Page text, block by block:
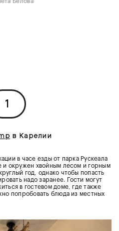
1
в Карелии
в часе езды от парка Рускеала
окружен хвойным лесом и горным
год, однако чтобы попасть
надо заранее. Гости могут
в гостевом доме, где также
попробовать блюда из местных